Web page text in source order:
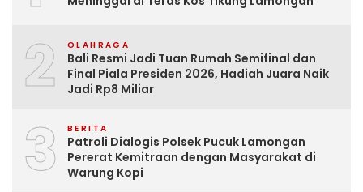
2 OLAHRAGA
Bali Resmi Jadi Tuan Rumah Semifinal dan
Final Piala Presiden 2026, Hadiah Juara Naik
Jadi Rp8 Miliar
3 BERITA
Patroli Dialogis Polsek Pucuk Lamongan
Pererat Kemitraan dengan Masyarakat di
Warung Kopi